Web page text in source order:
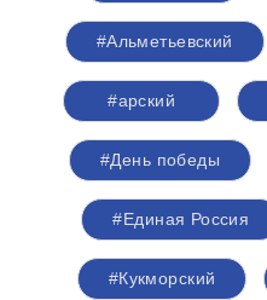
#Альметьевский
#арский
#День победы
#Единая Россия
#Кукморский